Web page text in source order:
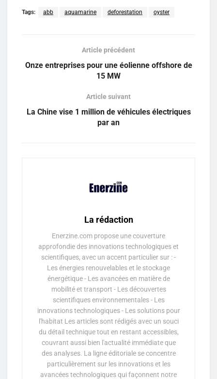
Tags: abb aquamarine deforestation oyster
Article précédent
Onze entreprises pour une éolienne offshore de
15 MW
Article suivant
La Chine vise 1 million de véhicules électriques
par an
La rédaction
Enerzine.com propose une couverture
approfondie des innovations technologiques et
scientifiques, avec un accent particulier sur : -
Les énergies renouvelables et le stockage
énergétique - Les avancées en matière de
mobilité et transport - Les découvertes
scientifiques environnementales - Les
innovations technologiques - Les solutions pour
l'habitat Les articles sont rédigés avec un souci
du détail technique tout en restant accessibles,
couvrant aussi bien l'actualité immédiate que
des analyses. La ligne éditoriale se concentre
particulièrement sur les innovations et les
avancées technologiques qui façonnent notre